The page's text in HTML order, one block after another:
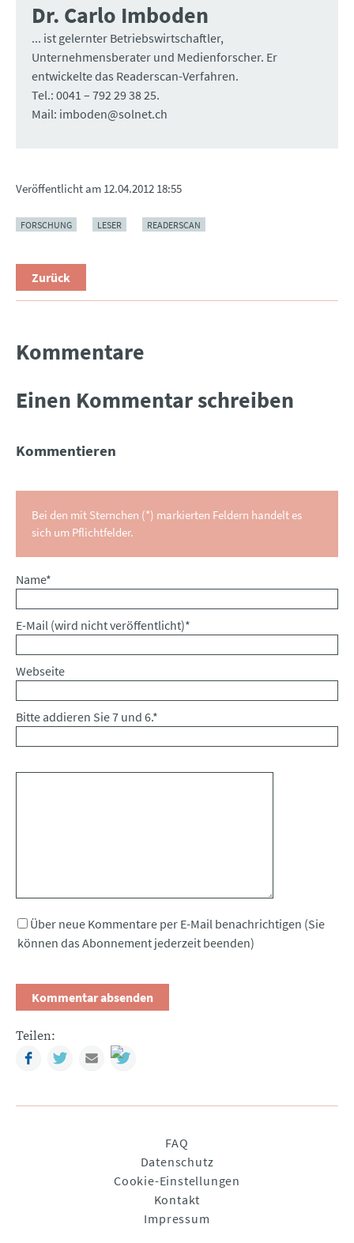
Dr. Carlo Imboden
... ist gelernter Betriebswirtschaftler,
Unternehmensberater und Medienforscher. Er
entwickelte das Readerscan-Verfahren.
Tel.: 0041 – 792 29 38 25.
Mail: imboden@solnet.ch
Veröffentlicht am 12.04.2012 18:55
FORSCHUNG LESER READERSCAN
Zurück
Kommentare
Einen Kommentar schreiben
Kommentieren
Bei den mit Sternchen (*) markierten Feldern handelt es
sich um Pflichtfelder.
Pflichtfeld
Name*
Pflichtfeld
E-Mail (wird nicht veröffentlicht)*
Webseite
Bitte addieren Sie 7 und 6.*
Über neue Kommentare per E-Mail benachrichtigen (Sie
können das Abonnement jederzeit beenden)
Teilen:
FacebookTwitterMail
FAQ
Datenschutz
Cookie-Einstellungen
Kontakt
Impressum